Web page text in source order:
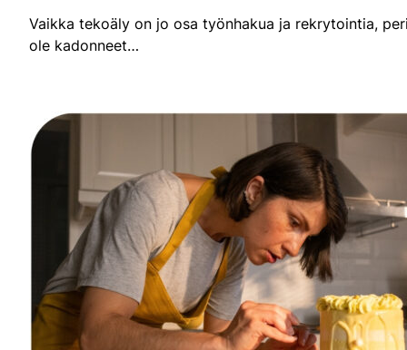
Vaikka tekoäly on jo osa työnhakua ja rekrytointia,
ole kadonneet…